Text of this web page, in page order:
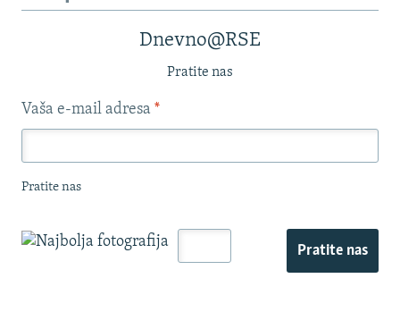
Dnevno@RSE
Pratite nas
Vaša e-mail adresa *
Pratite nas
Pratite nas